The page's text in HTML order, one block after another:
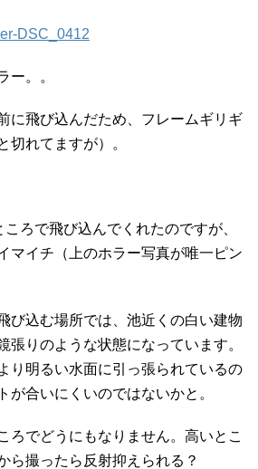
ー。。
に飛び込んだため、フレームギリギ
切れてますが）。
ろで飛び込んでくれたのですが、
マイチ（上のホラー写真が唯一ピン
び込む場所では、池近くの白い建物
張りのような状態になっています。
り明るい水面に引っ張られているの
が合いにくいのではないかと。
ろでどうにもなりません。高いとこ
ら撮ったら反射抑えられる？